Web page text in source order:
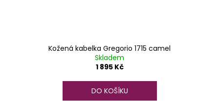
Kožená kabelka Gregorio 1715 camel
Skladem
1 895 Kč
DO KOŠÍKU